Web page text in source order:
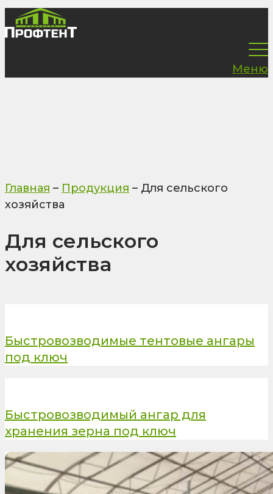
Меню
Главная – Продукция – Для сельского
хозяйства
Для сельского
хозяйства
Быстровозводимые тентовые ангары
под ключ
Быстровозводимый ангар для
хранения зерна под ключ